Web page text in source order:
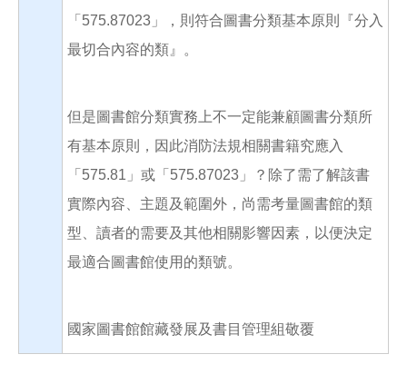
「575.87023」，則符合圖書分類基本原則『分入
最切合內容的類』。
但是圖書館分類實務上不一定能兼顧圖書分類所
有基本原則，因此消防法規相關書籍究應入
「575.81」或「575.87023」？除了需了解該書
實際內容、主題及範圍外，尚需考量圖書館的類
型、讀者的需要及其他相關影響因素，以便決定
最適合圖書館使用的類號。
國家圖書館館藏發展及書目管理組敬覆